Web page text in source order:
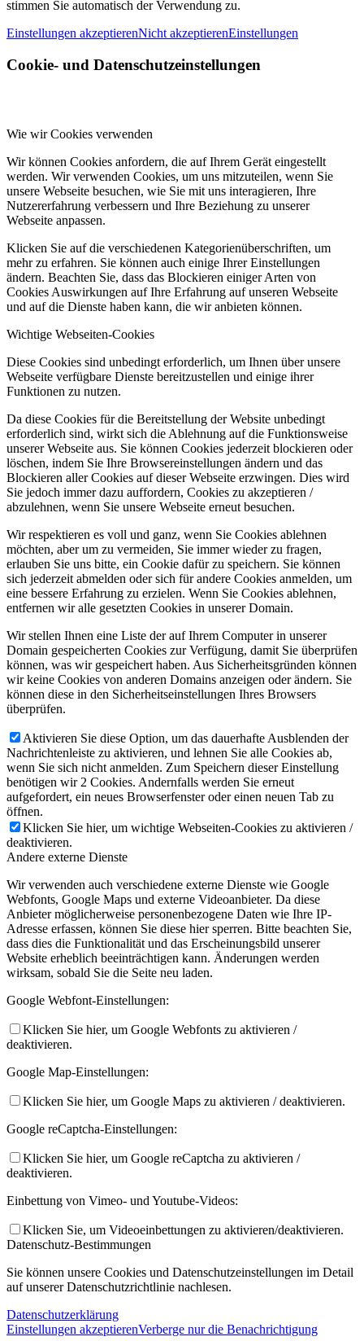
stimmen Sie automatisch der Verwendung zu.
Einstellungen akzeptierenNicht akzeptierenEinstellungen
Cookie- und Datenschutzeinstellungen
Wie wir Cookies verwenden
Wir können Cookies anfordern, die auf Ihrem Gerät eingestellt
werden. Wir verwenden Cookies, um uns mitzuteilen, wenn Sie
unsere Webseite besuchen, wie Sie mit uns interagieren, Ihre
Nutzererfahrung verbessern und Ihre Beziehung zu unserer
Webseite anpassen.
Klicken Sie auf die verschiedenen Kategorienüberschriften, um
mehr zu erfahren. Sie können auch einige Ihrer Einstellungen
ändern. Beachten Sie, dass das Blockieren einiger Arten von
Cookies Auswirkungen auf Ihre Erfahrung auf unseren Webseite
und auf die Dienste haben kann, die wir anbieten können.
Wichtige Webseiten-Cookies
Diese Cookies sind unbedingt erforderlich, um Ihnen über unsere
Webseite verfügbare Dienste bereitzustellen und einige ihrer
Funktionen zu nutzen.
Da diese Cookies für die Bereitstellung der Website unbedingt
erforderlich sind, wirkt sich die Ablehnung auf die Funktionsweise
unserer Webseite aus. Sie können Cookies jederzeit blockieren oder
löschen, indem Sie Ihre Browsereinstellungen ändern und das
Blockieren aller Cookies auf dieser Webseite erzwingen. Dies wird
Sie jedoch immer dazu auffordern, Cookies zu akzeptieren /
abzulehnen, wenn Sie unsere Webseite erneut besuchen.
Wir respektieren es voll und ganz, wenn Sie Cookies ablehnen
möchten, aber um zu vermeiden, Sie immer wieder zu fragen,
erlauben Sie uns bitte, ein Cookie dafür zu speichern. Sie können
sich jederzeit abmelden oder sich für andere Cookies anmelden, um
eine bessere Erfahrung zu erzielen. Wenn Sie Cookies ablehnen,
entfernen wir alle gesetzten Cookies in unserer Domain.
Wir stellen Ihnen eine Liste der auf Ihrem Computer in unserer
Domain gespeicherten Cookies zur Verfügung, damit Sie überprüfen
können, was wir gespeichert haben. Aus Sicherheitsgründen können
wir keine Cookies von anderen Domains anzeigen oder ändern. Sie
können diese in den Sicherheitseinstellungen Ihres Browsers
überprüfen.
Aktivieren Sie diese Option, um das dauerhafte Ausblenden der
Nachrichtenleiste zu aktivieren, und lehnen Sie alle Cookies ab,
wenn Sie sich nicht anmelden. Zum Speichern dieser Einstellung
benötigen wir 2 Cookies. Andernfalls werden Sie erneut
aufgefordert, ein neues Browserfenster oder einen neuen Tab zu
öffnen.
Klicken Sie hier, um wichtige Webseiten-Cookies zu aktivieren /
deaktivieren.
Andere externe Dienste
Wir verwenden auch verschiedene externe Dienste wie Google
Webfonts, Google Maps und externe Videoanbieter. Da diese
Anbieter möglicherweise personenbezogene Daten wie Ihre IP-
Adresse erfassen, können Sie diese hier sperren. Bitte beachten Sie,
dass dies die Funktionalität und das Erscheinungsbild unserer
Website erheblich beeinträchtigen kann. Änderungen werden
wirksam, sobald Sie die Seite neu laden.
Google Webfont-Einstellungen:
Klicken Sie hier, um Google Webfonts zu aktivieren /
deaktivieren.
Google Map-Einstellungen:
Klicken Sie hier, um Google Maps zu aktivieren / deaktivieren.
Google reCaptcha-Einstellungen:
Klicken Sie hier, um Google reCaptcha zu aktivieren /
deaktivieren.
Einbettung von Vimeo- und Youtube-Videos:
Klicken Sie, um Videoeinbettungen zu aktivieren/deaktivieren.
Datenschutz-Bestimmungen
Sie können unsere Cookies und Datenschutzeinstellungen im Detail
auf unserer Datenschutzrichtlinie nachlesen.
Datenschutzerklärung
Einstellungen akzeptierenVerberge nur die Benachrichtigung